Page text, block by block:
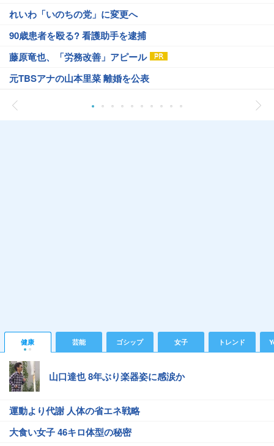
れいわ「いのちの党」に変更へ
90歳患者を殴る? 看護助手を逮捕
藤原竜也、「労務改善」アピール
元TBSアナの山本里菜 離婚を公表
健康 芸能 ゴシップ 女子 トレンド
山口達也 8年ぶり楽器姿に感涙か
運動より代謝 人体の省エネ戦略
大食い女子 46キロ体型の秘密